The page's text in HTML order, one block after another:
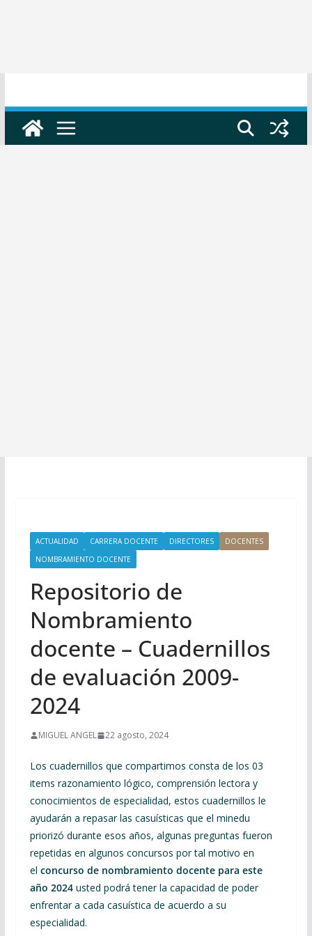
ACTUALIDAD CARRERA DOCENTE DIRECTORES
DOCENTES
NOMBRAMIENTO DOCENTE
Repositorio de
Nombramiento
docente – Cuadernillos
de evaluación 2009-
2024
MIGUEL ANGEL 22 agosto, 2024
Los cuadernillos que compartimos consta de los 03
items razonamiento lógico, comprensión lectora y
conocimientos de especialidad, estos cuadernillos le
ayudarán a repasar las casuísticas que el minedu
priorizó durante esos años, algunas preguntas fueron
repetidas en algunos concursos por tal motivo en
el concurso de nombramiento docente para este
año 2024usted podrá tener la capacidad de poder
enfrentar a cada casuística de acuerdo a su
especialidad.